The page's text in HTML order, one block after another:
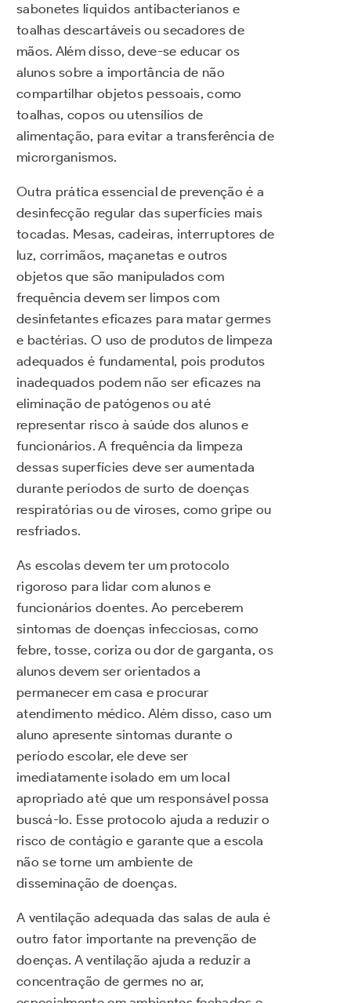
sabonetes líquidos antibacterianos e
toalhas descartáveis ou secadores de
mãos. Além disso, deve-se educar os
alunos sobre a importância de não
compartilhar objetos pessoais, como
toalhas, copos ou utensílios de
alimentação, para evitar a transferência de
microrganismos.
Outra prática essencial de prevenção é a
desinfecção regular das superfícies mais
tocadas. Mesas, cadeiras, interruptores de
luz, corrimãos, maçanetas e outros
objetos que são manipulados com
frequência devem ser limpos com
desinfetantes eficazes para matar germes
e bactérias. O uso de produtos de limpeza
adequados é fundamental, pois produtos
inadequados podem não ser eficazes na
eliminação de patógenos ou até
representar risco à saúde dos alunos e
funcionários. A frequência da limpeza
dessas superfícies deve ser aumentada
durante períodos de surto de doenças
respiratórias ou de viroses, como gripe ou
resfriados.
As escolas devem ter um protocolo
rigoroso para lidar com alunos e
funcionários doentes. Ao perceberem
sintomas de doenças infecciosas, como
febre, tosse, coriza ou dor de garganta, os
alunos devem ser orientados a
permanecer em casa e procurar
atendimento médico. Além disso, caso um
aluno apresente sintomas durante o
período escolar, ele deve ser
imediatamente isolado em um local
apropriado até que um responsável possa
buscá-lo. Esse protocolo ajuda a reduzir o
risco de contágio e garante que a escola
não se torne um ambiente de
disseminação de doenças.
A ventilação adequada das salas de aula é
outro fator importante na prevenção de
doenças. A ventilação ajuda a reduzir a
concentração de germes no ar,